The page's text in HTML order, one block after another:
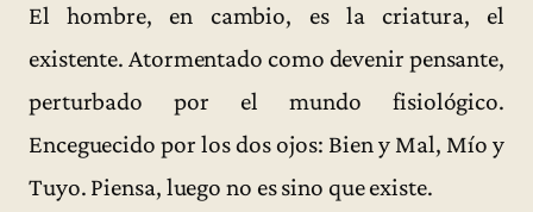
El hombre, en cambio, es la criatura, el
existente. Atormentado como devenir pensante,
perturbado por el mundo fisiológico.
Enceguecido por los dos ojos: Bien y Mal, Mío y
Tuyo. Piensa, luego no es sino que existe.